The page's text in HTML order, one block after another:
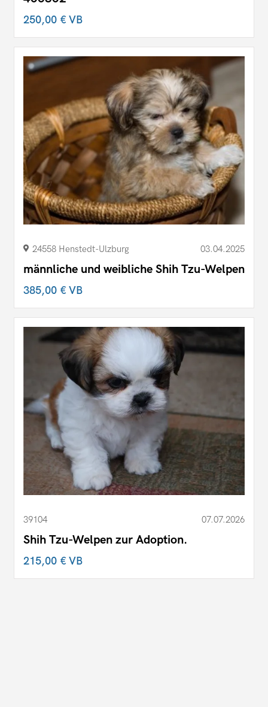
250,00 €VB
24558 Henstedt-Ulzburg 03.04.2025
männliche und weibliche Shih Tzu-Welpen
385,00 €VB
39104 07.07.2026
Shih Tzu-Welpen zur Adoption.
215,00 €VB